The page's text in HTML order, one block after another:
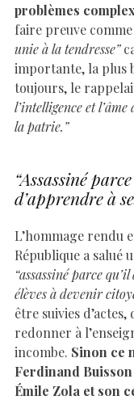
problèmes
faire preuve comme
unie à la tendresse”
importante, la plus
toujours, le
l’intelligence et
la patrie.”
“Assassiné
d’apprendre à
L’hommage rendu
République a salué
“assassiné parce
élèves à devenir
être suivies
redonner à
incombe. Sinon ce
Ferdinand
Émile Zola et son